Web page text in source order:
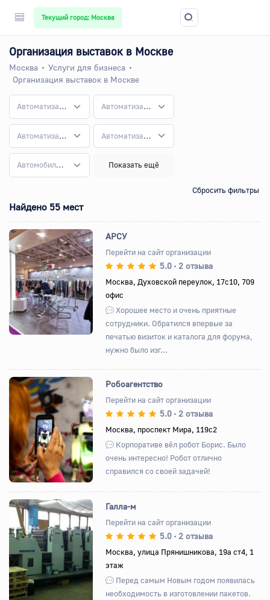
Текущий город: Москва
Организация выставок в Москве
Москва
Услуги для бизнеса
Организация выставок в Москве
Автоматизация бизнес-процессов Автоматизация и внедрение систем
Автоматизация общепита Автоматизация торговли
Автомобилестроение Показать ещё
Сбросить фильтры
Найдено 55 мест
Назад Вперед
АРСУ
Перейти на сайт организации
5.0 • 2 отзыва
Москва, Духовской переулок, 17с10, 709
офис
Хорошее место и очень приятные
сотрудники. Обратился впервые за
печатью визиток и каталога для форума,
нужно было изг...
Назад Вперед
Робоагентство
Перейти на сайт организации
5.0 • 2 отзыва
Москва, проспект Мира, 119с2
Корпоративе вёл робот Борис. Было
очень интересно! Робот отлично
справился со своей задачей!
Назад Вперед
Галла-м
Перейти на сайт организации
5.0 • 2 отзыва
Москва, улица Прянишникова, 19а ст4, 1
этаж
Перед самым Новым годом появилась
необходимость в изготовлении пакетов.